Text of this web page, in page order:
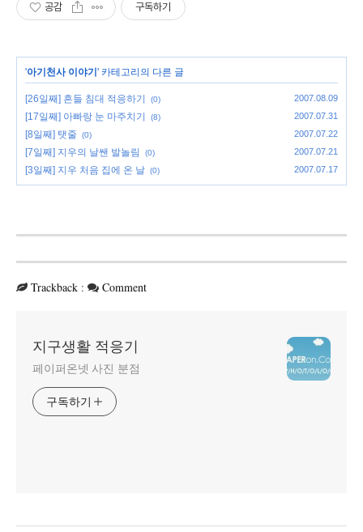
공감 구독하기
'아기천사 이야기 ' 카테고리의 다른 글
[26일째] 흔들 침대 적응하기 (0) 2007.08.09
[17일째] 아빠랑 눈 마주치기 (8) 2007.07.31
[8일째] 탯줄 (0) 2007.07.22
[7일째] 지우의 날쌘 발놀림 (0) 2007.07.21
[3일째] 지우 처음 집에 온 날 (0) 2007.07.17
Trackback : Comment
지구생활 적응기
페이퍼온넷 사진 분점
구독하기